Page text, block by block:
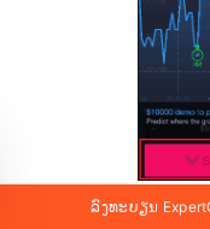
ລົງທະບຽນ